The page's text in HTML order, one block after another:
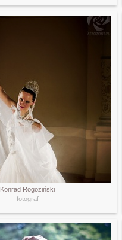
Konrad Rogoziński
fotograf